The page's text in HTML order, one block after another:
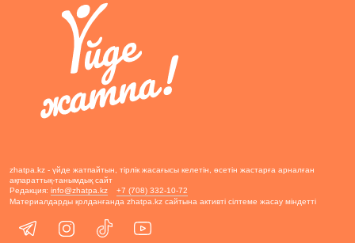
zhatpa.kz - үйде жатпайтын, тірлік жасағысы келетін, өсетін жастарға арналған
ақпараттық-танымдық сайт
Редакция: info@zhatpa.kz
+7 (708) 332-10-72
Материалдарды қолданғанда zhatpa.kz сайтына активті сілтеме жасау міндетті